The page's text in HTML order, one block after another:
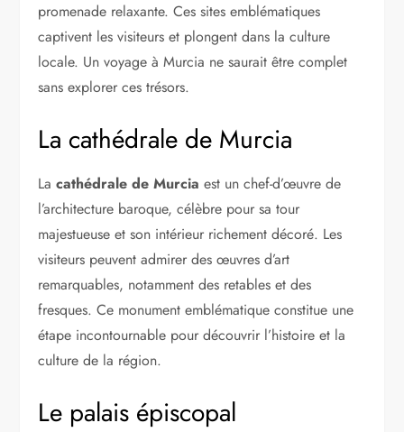
promenade relaxante. Ces sites emblématiques
captivent les visiteurs et plongent dans la culture
locale. Un voyage à Murcia ne saurait être complet
sans explorer ces trésors.
La cathédrale de Murcia
Lacathédrale de Murcia est un chef-d’œuvre de
l’architecture baroque, célèbre pour sa tour
majestueuse et son intérieur richement décoré. Les
visiteurs peuvent admirer des œuvres d’art
remarquables, notamment des retables et des
fresques. Ce monument emblématique constitue une
étape incontournable pour découvrir l’histoire et la
culture de la région.
Le palais épiscopal